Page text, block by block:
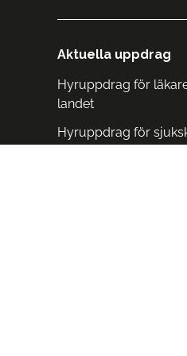
Aktuella uppdrag
Hyruppdrag för
landet
Hyruppdrag för